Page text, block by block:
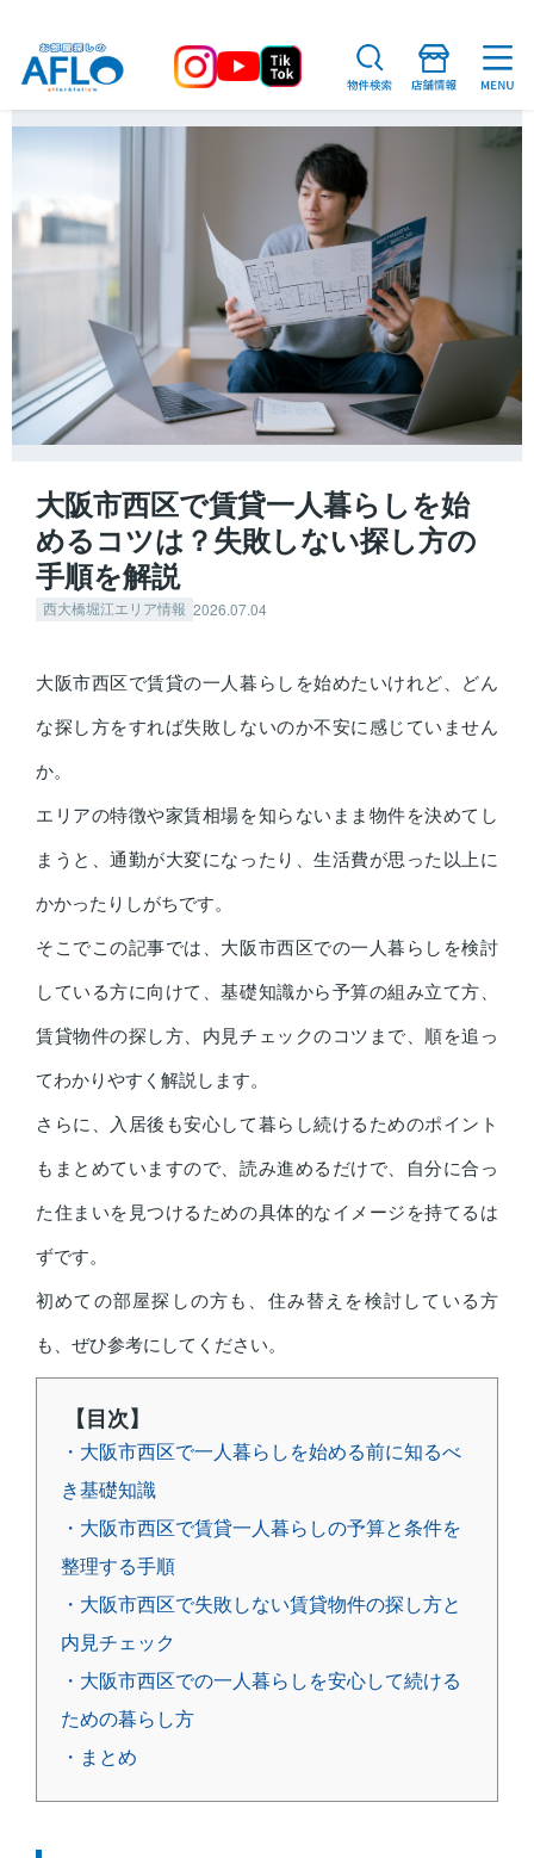
大阪市西区で賃貸一人暮らしを始
めるコツは？失敗しない探し方の
手順を解説
西大橋堀江エリア情報 2026.07.04
大阪市西区で賃貸の一人暮らしを始めたいけれど、どん
な探し方をすれば失敗しないのか不安に感じていません
か。
エリアの特徴や家賃相場を知らないまま物件を決めてし
まうと、通勤が大変になったり、生活費が思った以上に
かかったりしがちです。
そこでこの記事では、大阪市西区での一人暮らしを検討
している方に向けて、基礎知識から予算の組み立て方、
賃貸物件の探し方、内見チェックのコツまで、順を追っ
てわかりやすく解説します。
さらに、入居後も安心して暮らし続けるためのポイント
もまとめていますので、読み進めるだけで、自分に合っ
た住まいを見つけるための具体的なイメージを持てるは
ずです。
初めての部屋探しの方も、住み替えを検討している方
も、ぜひ参考にしてください。
【目次】
・大阪市西区で一人暮らしを始める前に知るべ
き基礎知識
・大阪市西区で賃貸一人暮らしの予算と条件を
整理する手順
・大阪市西区で失敗しない賃貸物件の探し方と
内見チェック
・大阪市西区での一人暮らしを安心して続ける
ための暮らし方
・まとめ